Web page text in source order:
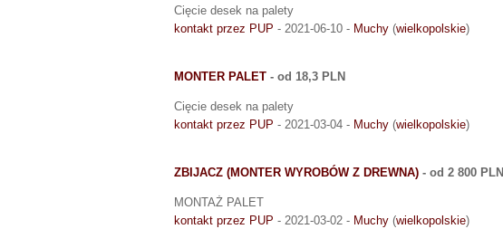
Cięcie desek na palety
kontakt przez PUP - 2021-06-10 - Muchy (wielkopolskie)
MONTER PALET - od 18,3 PLN
Cięcie desek na palety
kontakt przez PUP - 2021-03-04 - Muchy (wielkopolskie)
ZBIJACZ (MONTER WYROBÓW Z DREWNA) - od 2 800 PLN
MONTAŻ PALET
kontakt przez PUP - 2021-03-02 - Muchy (wielkopolskie)